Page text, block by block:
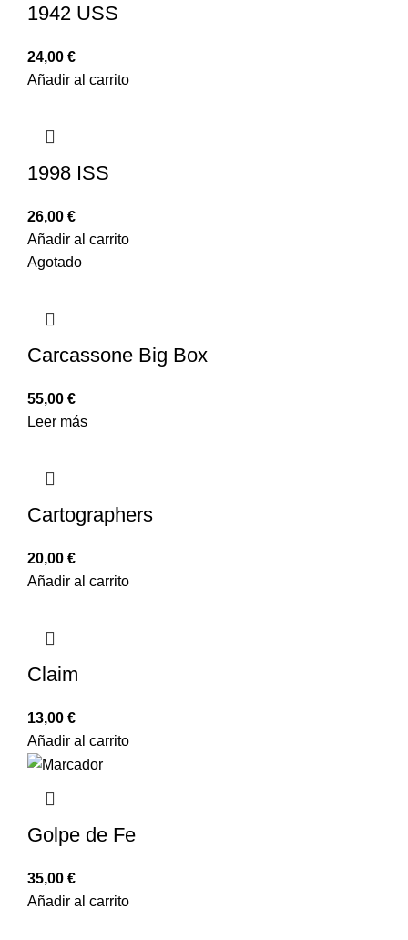
1942 USS
24,00 €
Añadir al carrito
1998 ISS
26,00 €
Añadir al carrito
Agotado
Carcassone Big Box
55,00 €
Leer más
Cartographers
20,00 €
Añadir al carrito
Claim
13,00 €
Añadir al carrito
Golpe de Fe
35,00 €
Añadir al carrito